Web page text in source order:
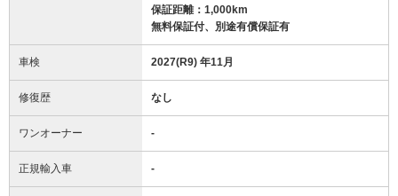
保証距離：1,000km
無料保証付、別途有償保証有
車検 2027(R9) 年11月
修復歴 なし
ワンオーナー -
正規輸入車 -